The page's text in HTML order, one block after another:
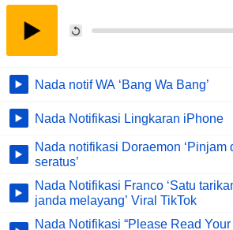
Nada notif WA ‘Bang Wa Bang’
Nada Notifikasi Lingkaran iPhone
Nada notifikasi Doraemon ‘Pinjam
seratus’
Nada Notifikasi Franco ‘Satu
janda melayang’ Viral TikTok
Nada Notifikasi “Please Read